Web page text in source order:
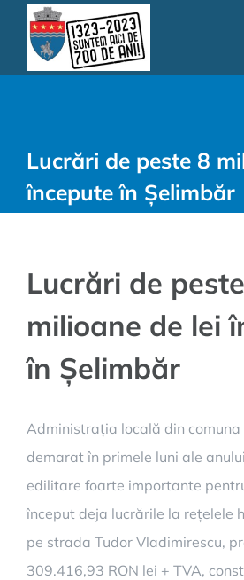
content
Lucrări de peste 8
începute în Șelimbăr
Lucrări de
milioane de lei
în Șelimbăr
Administrația locală din comuna
demarat în primele luni ale
edilitare foarte importante
început deja lucrările la rețelele
pe strada Tudor Vladimirescu,
309.416,93 RON lei + TVA,